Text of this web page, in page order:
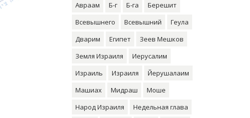
Авраам Б-г Б-га
Берешит
Всевышнего
Всевышний
Геула
Дварим
Египет
Зеев Мешков
Земля Израиля
Иерусалим
Израиль
Израиля
Йерушалаим
Машиах
Мидраш
Моше
Народ Израиля
Недельная глава